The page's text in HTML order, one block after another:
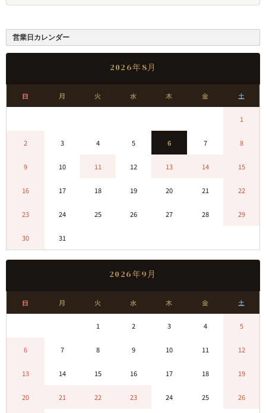
営業日カレンダー
2026年8月
日 月 火 水 木 金 土
1
2 3 4 5 6 7 8
9 10 11 12 13 14 15
16 17 18 19 20 21 22
23 24 25 26 27 28 29
30 31
2026年9月
日 月 火 水 木 金 土
1 2 3 4 5
6 7 8 9 10 11 12
13 14 15 16 17 18 19
20 21 22 23 24 25 26